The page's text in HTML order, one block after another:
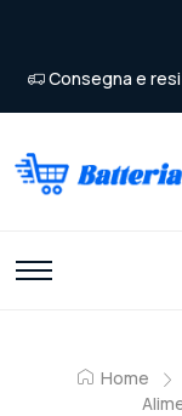
Consegna e
Home